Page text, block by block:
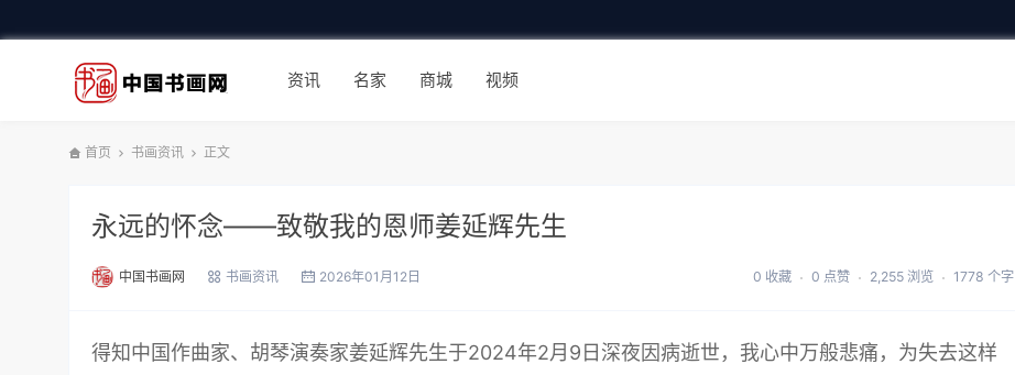
资讯 名家 商城 视频
首页 书画资讯 正文
永远的怀念——致敬我的恩师姜延辉先生
中国书画网 书画资讯 2026年01月12日 0 收藏 0 点赞 2,255 浏览 1778 个字
得知中国作曲家、胡琴演奏家姜延辉先生于2024年2月9日深夜因病逝世，我心中万般悲痛，为失去这样